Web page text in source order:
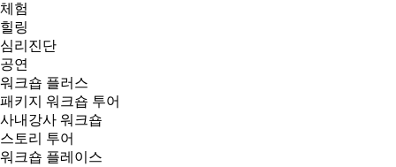
체험
힐링
심리진단
공연
워크숍 플러스
패키지 워크숍 투어
사내강사 워크숍
스토리 투어
워크숍 플레이스